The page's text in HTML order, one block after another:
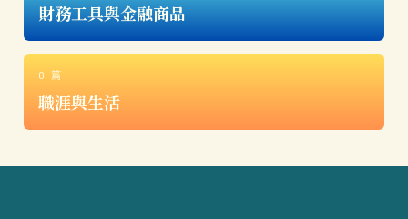
財務工具與金融商品
0 篇
職涯與生活